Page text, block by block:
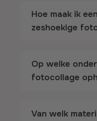
Hoe maak ik
zeshoekige
Op welke
fotocollage
Van welk